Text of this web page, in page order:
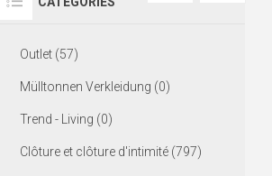
Outlet (57)
Mülltonnen Verkleidung (0)
Trend - Living (0)
Clôture et clôture d'intimité (797)